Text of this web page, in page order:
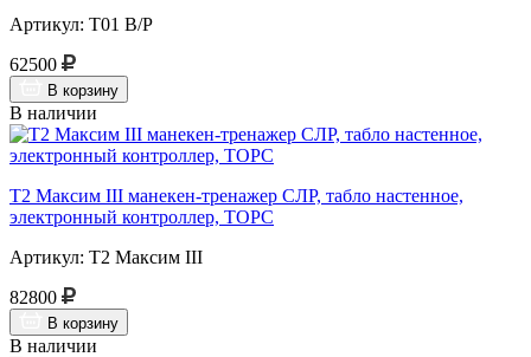
Артикул: Т01 В/Р
62500
В корзину
В наличии
Т2 Максим III манекен-тренажер СЛР, табло настенное,
электронный контроллер, ТОРС
Артикул: Т2 Максим III
82800
В корзину
В наличии